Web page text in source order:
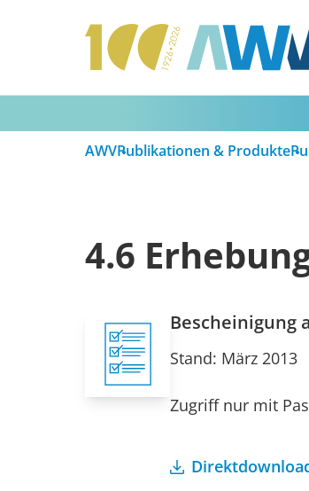
AWVPublikationen & Produkte
4.6
Bescheinigung
Stand: März 2013
Zugriff nur mit